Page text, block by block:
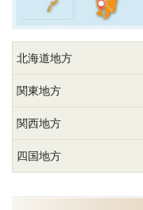
北海道地方
関東地方
関西地方
四国地方